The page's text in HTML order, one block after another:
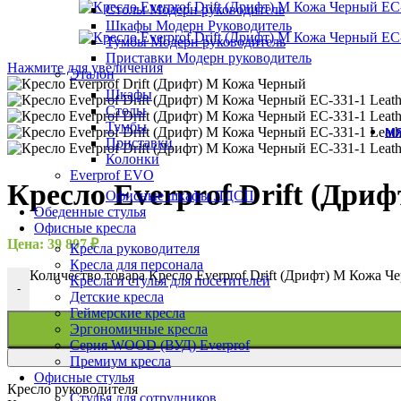
Столы Модерн руководитель
Шкафы Модерн Руководитель
Тумбы Модерн руководитель
Приставки Модерн руководитель
Эталон
Шкафы
Столы
Тумбы
Приставки
Колонки
Everprof EVO
Офисные шкафы ЛДСП
Обеденные стулья
Офисные кресла
Кресла руководителя
Кресла для персонала
Кресла и стулья для посетителей
Детские кресла
Геймерские кресла
Эргономичные кресла
Серия WOOD (ВУД) Everprof
Премиум кресла
Офисные стулья
Стулья для сотрудников
Нажмите для увеличения
Кресло Everprof Drift
Цена: 39 897₽
-
Количество товара Кресло Everprof Drift (Дрифт) M Кожа
Кресло руководителя